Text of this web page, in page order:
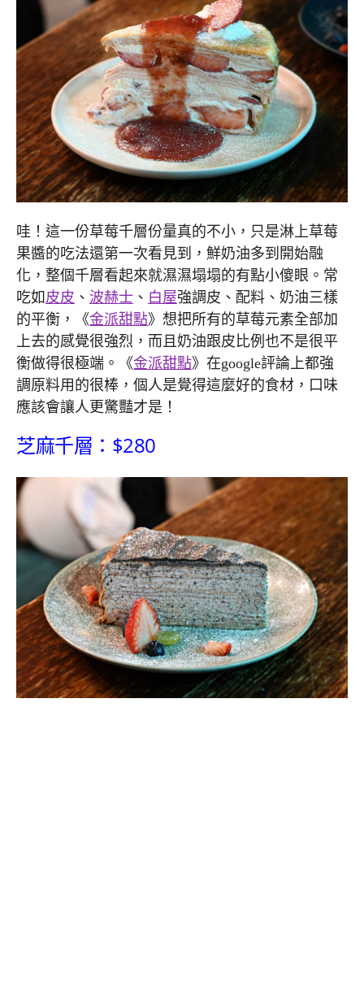
哇！這一份草莓千層份量真的不小，只是淋上草莓
果醬的吃法還第一次看見到，鮮奶油多到開始融
化，整個千層看起來就濕濕塌塌的有點小傻眼。常
吃如 皮皮 、 波赫士 、 白屋強調皮、配料、奶油三樣
的平衡，《金派甜點》想把所有的草莓元素全部加
上去的感覺很強烈，而且奶油跟皮比例也不是很平
衡做得很極端。《金派甜點》在google評論上都強
調原料用的很棒，個人是覺得這麼好的食材，口味
應該會讓人更驚豔才是！
芝麻千層：$280